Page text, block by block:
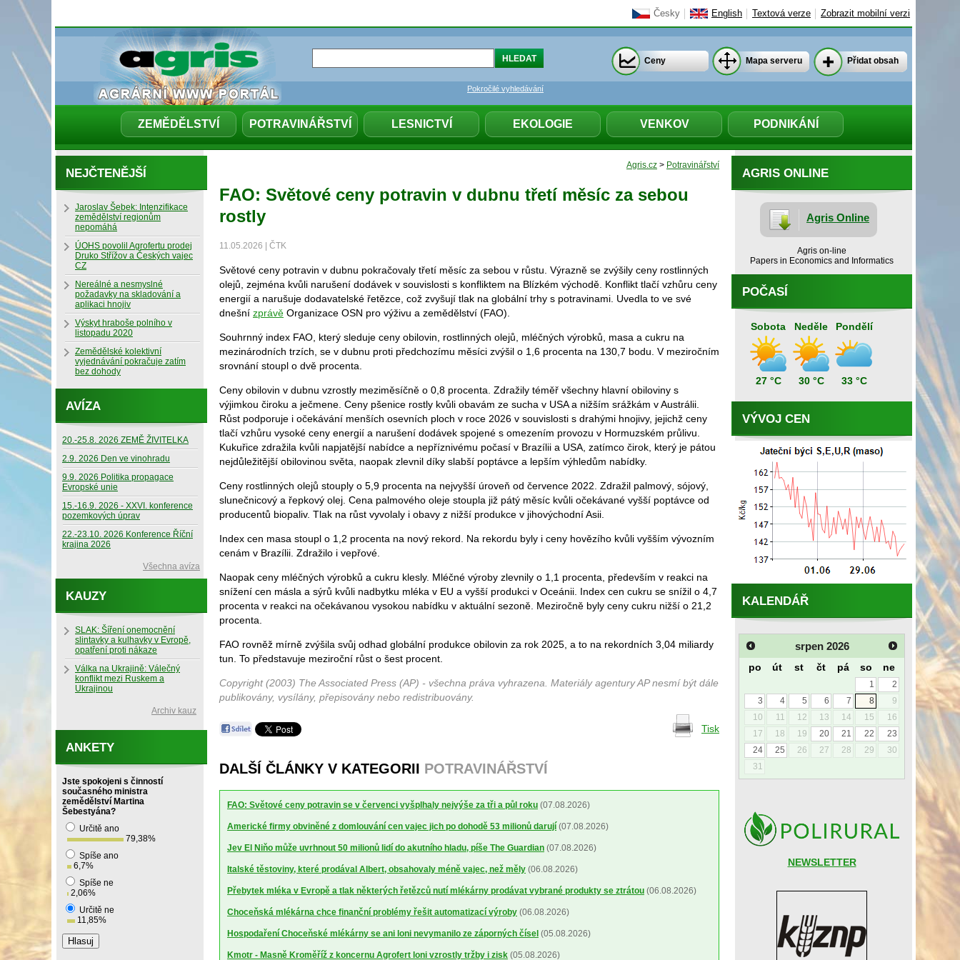
Česky English Textová verze Zobrazit mobilní verzi
ZEMĚDĚLSTVÍ POTRAVINÁŘSTVÍ LESNICTVÍ EKOLOGIE VENKOV PODNIKÁNÍ
Pokročilé vyhledávání
Ceny Mapa serveru Přidat obsah
Agris.cz > Potravinářství
FAO: Světové ceny potravin v dubnu třetí měsíc za sebou
rostly
11.05.2026 | ČTK
Světové ceny potravin v dubnu pokračovaly třetí měsíc za sebou v růstu. Výrazně se zvýšily ceny rostlinných
olejů, zejména kvůli narušení dodávek v souvislosti s konfliktem na Blízkém východě. Konflikt tlačí vzhůru ceny
energií a narušuje dodavatelské řetězce, což zvyšují tlak na globální trhy s potravinami. Uvedla to ve své
dnešní zprávě Organizace OSN pro výživu a zemědělství (FAO).
Souhrnný index FAO, který sleduje ceny obilovin, rostlinných olejů, mléčných výrobků, masa a cukru na
mezinárodních trzích, se v dubnu proti předchozímu měsíci zvýšil o 1,6 procenta na 130,7 bodu. V meziročním
srovnání stoupl o dvě procenta.
Ceny obilovin v dubnu vzrostly meziměsíčně o 0,8 procenta. Zdražily téměř všechny hlavní obiloviny s
výjimkou čiroku a ječmene. Ceny pšenice rostly kvůli obavám ze sucha v USA a nižším srážkám v Austrálii.
Růst podporuje i očekávání menších osevních ploch v roce 2026 v souvislosti s drahými hnojivy, jejichž ceny
tlačí vzhůru vysoké ceny energií a narušení dodávek spojené s omezením provozu v Hormuzském průlivu.
Kukuřice zdražila kvůli napjatější nabídce a nepříznivému počasí v Brazílii a USA, zatímco čirok, který je pátou
nejdůležitější obilovinou světa, naopak zlevnil díky slabší poptávce a lepším výhledům nabídky.
Ceny rostlinných olejů stouply o 5,9 procenta na nejvyšší úroveň od července 2022. Zdražil palmový, sójový,
slunečnicový a řepkový olej. Cena palmového oleje stoupla již pátý měsíc kvůli očekávané vyšší poptávce od
producentů biopaliv. Tlak na růst vyvolaly i obavy z nižší produkce v jihovýchodní Asii.
Index cen masa stoupl o 1,2 procenta na nový rekord. Na rekordu byly i ceny hovězího kvůli vyšším vývozním
cenám v Brazílii. Zdražilo i vepřové.
Naopak ceny mléčných výrobků a cukru klesly. Mléčné výroby zlevnily o 1,1 procenta, především v reakci na
snížení cen másla a sýrů kvůli nadbytku mléka v EU a vyšší produkci v Oceánii. Index cen cukru se snížil o 4,7
procenta v reakci na očekávanou vysokou nabídku v aktuální sezoně. Meziročně byly ceny cukru nižší o 21,2
procenta.
FAO rovněž mírně zvýšila svůj odhad globální produkce obilovin za rok 2025, a to na rekordních 3,04 miliardy
tun. To představuje meziroční růst o šest procent.
Copyright (2003) The Associated Press (AP) - všechna práva vyhrazena. Materiály agentury AP nesmí být dále
publikovány, vysílány, přepisovány nebo redistribuovány.
Tisk
DALŠÍ ČLÁNKY V KATEGORII POTRAVINÁŘSTVÍ
FAO: Světové ceny potravin se v červenci vyšplhaly nejvýše za tři a půl roku (07.08.2026)
Americké firmy obviněné z domlouvání cen vajec jich po dohodě 53 milionů darují (07.08.2026)
Jev El Niňo může uvrhnout 50 milionů lidí do akutního hladu, píše The Guardian (07.08.2026)
Italské těstoviny, které prodával Albert, obsahovaly méně vajec, než měly (06.08.2026)
Přebytek mléka v Evropě a tlak některých řetězců nutí mlékárny prodávat vybrané produkty se ztrátou (06.08.2026)
Choceňská mlékárna chce finanční problémy řešit automatizací výroby (06.08.2026)
Hospodaření Choceňské mlékárny se ani loni nevymanilo ze záporných čísel (05.08.2026)
Kmotr - Masně Kroměříž z koncernu Agrofert loni vzrostly tržby i zisk (05.08.2026)
AGRIS ONLINE
Agris Online
Agris on-line
Papers in Economics and Informatics
POČASÍ
Sobota
27 °C
Neděle
30 °C
Pondělí
33 °C
VÝVOJ CEN
KALENDÁŘ
srpen 2026
po út st čt pá so ne
1
2
3
4 5 6 7 8
9
10
11 12 13 14 15
16
17
18 19 20 21 22
23
24
25 26 27 28 29
30
31
NEWSLETTER
NEJČTENĚJŠÍ
Jaroslav Šebek: Intenzifikace
zemědělství regionům
nepomáhá
ÚOHS povolil Agrofertu prodej
Druko Střížov a Českých vajec
CZ
Nereálné a nesmyslné
požadavky na skladování a
aplikaci hnojiv
Výskyt hraboše polního v
listopadu 2020
Zemědělské kolektivní
vyjednávání pokračuje zatím
bez dohody
AVÍZA
20.-25.8. 2026 ZEMĚ ŽIVITELKA
2.9. 2026 Den ve vinohradu
9.9. 2026 Politika propagace
Evropské unie
15.-16.9. 2026 - XXVI. konference
pozemkových úprav
22.-23.10. 2026 Konference Říční
krajina 2026
Všechna avíza
KAUZY
SLAK: Šíření onemocnění
slintavky a kulhavky v Evropě,
opatření proti nákaze
Válka na Ukrajině: Válečný
konflikt mezi Ruskem a
Ukrajinou
Archiv kauz
ANKETY
Jste spokojeni s činností
současného ministra
zemědělství Martina
Šebestyána?
Určitě ano
79,38%
Spíše ano
6,7%
Spíše ne
2,06%
Určitě ne
11,85%